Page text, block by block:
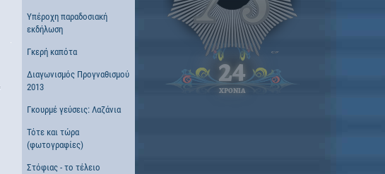
Υπέροχη παραδοσιακή
εκδήλωση
Γκερή καπότα
Διαγωνισμός Προγναθισμού
2013
Γκουρμέ γεύσεις: Λαζάνια
Τότε και τώρα
(φωτογραφίες)
Στόφιας - το τέλειο
24
ΧΡΟΝΙΑ